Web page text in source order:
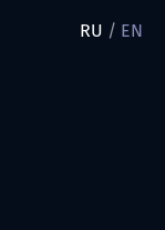
RU / EN